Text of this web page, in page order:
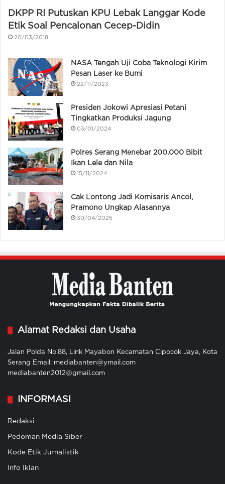
DKPP RI Putuskan KPU Lebak Langgar Kode
Etik Soal Pencalonan Cecep-Didin
20/03/2018
NASA Tengah Uji Coba Teknologi Kirim
Pesan Laser ke Bumi
22/11/2023
Presiden Jokowi Apresiasi Petani
Tingkatkan Produksi Jagung
03/01/2024
Polres Serang Menebar 200.000 Bibit
Ikan Lele dan Nila
15/11/2024
Cak Lontong Jadi Komisaris Ancol,
Pramono Ungkap Alasannya
30/04/2025
Alamat Redaksi dan Usaha
Jalan Polda No.88, Link Mayabon Kecamatan Cipocok Jaya, Kota
Serang Email: mediabanten@ymail.com
mediabanten2012@gmail.com
INFORMASI
Redaksi
Pedoman Media Siber
Kode Etik Jurnalistik
Info Iklan